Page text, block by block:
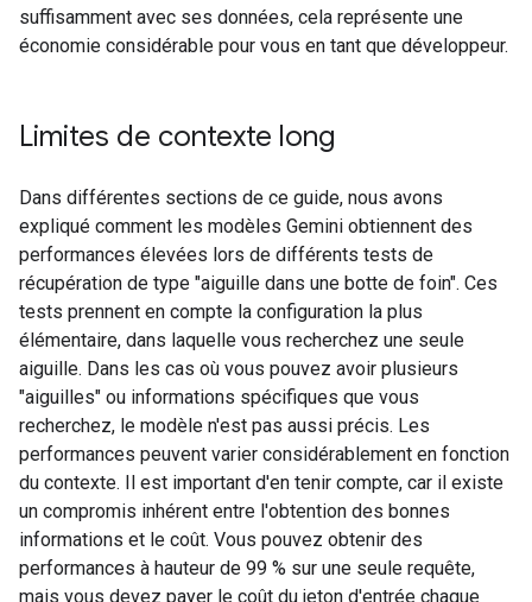
suffisamment avec ses données, cela représente une
économie considérable pour vous en tant que développeur.
Limites de contexte long
Dans différentes sections de ce guide, nous avons
expliqué comment les modèles Gemini obtiennent des
performances élevées lors de différents tests de
récupération de type "aiguille dans une botte de foin". Ces
tests prennent en compte la configuration la plus
élémentaire, dans laquelle vous recherchez une seule
aiguille. Dans les cas où vous pouvez avoir plusieurs
"aiguilles" ou informations spécifiques que vous
recherchez, le modèle n'est pas aussi précis. Les
performances peuvent varier considérablement en fonction
du contexte. Il est important d'en tenir compte, car il existe
un compromis inhérent entre l'obtention des bonnes
informations et le coût. Vous pouvez obtenir des
performances à hauteur de 99 % sur une seule requête,
mais vous devez payer le coût du jeton d'entrée chaque